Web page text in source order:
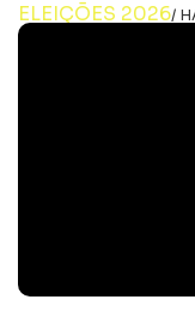
ELEIÇÕES 2026/